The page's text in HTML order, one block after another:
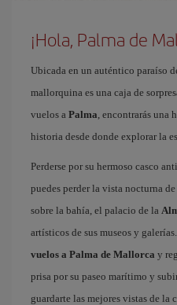
¡Hola, Palma de
Ubicada en un auténtico paraíso
mallorquina es una caja de
vuelos a Palma, encontrarás una
historia desde donde explorar la
Perderse por su hermoso casco
puedes perder la vista nocturna
sobre la bahía, el palacio de la
artísticos de sus museos y
vuelos a Palma de Mallorca y
prisa por su paseo marítimo y
guardarte las mejores vistas de la